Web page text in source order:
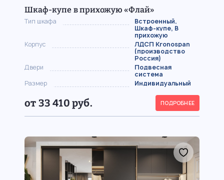
Шкаф-купе в прихожую «Флай»
Тип шкафа
Встроенный,
Шкаф-купе, В
прихожую
Корпус
ЛДСП Kronospan
(производство
Россия)
Двери
Подвесная
система
Размер
Индивидуальный
от 33 410 руб. ПОДРОБНЕЕ